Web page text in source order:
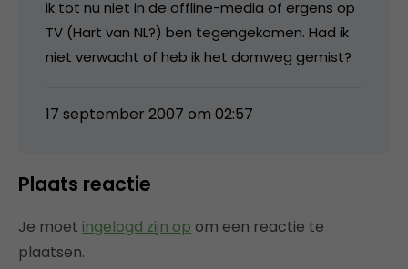
ik tot nu niet in de offline-media of ergens op
TV (Hart van NL?) ben tegengekomen. Had ik
niet verwacht of heb ik het domweg gemist?
17 september 2007 om 02:57
Plaats reactie
Je moet ingelogd zijn op om een reactie te
plaatsen.